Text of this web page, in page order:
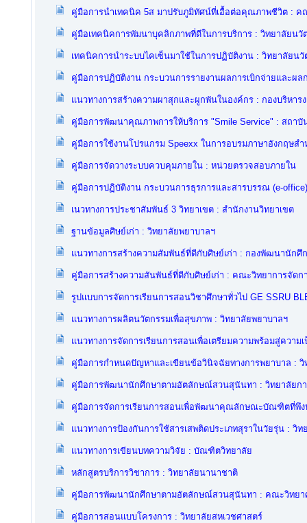
คู่มือการนำเทคนิค 5ส มาปรับภูมิทัศน์ที่เอื้อต่อคุณภาพชีวิต : ค
คู่มือเทคนิคการพัมนาบุคลิกภาพที่ดีในการบริการ : วิทยาลัยนวั
เทคนิคการนำระบบไคเซ็นมาใช้ในการปฏิบัติงาน : วิทยาลัยน
คู่มือการปฏิบัติงาน กระบวนการรายงานผลการเบิกจ่ายและผ
แนวทางการสร้างความผาสุกและผูกพันในองค์กร : กองบริหาร
คู่มือการพัฒนาคุณภาพการให้บริการ "Smile Service" : สถา
คู่มือการใช้งานโปรแกรม Speexx ในการอบรมภาษาอังกฤษส
คู่มือการจัดวางระบบควบคุมภายใน : หน่วยตรวจสอบภายใน
คู่มือการปฏิบัติงาน กระบวนการธุรการและสารบรรณ (e-
เนวทางการประชาสัมพันธ์ 3 วิทยาเขต : สำนักงานวิทยาเขต
ฐานข้อมูลศิษย์เก่า : วิทยาลัยพยาบาลฯ
แนวทางการสร้างความสัมพันธ์ที่ดีกับศิษย์เก่า : กองพัฒนานักศึ
คู่มือการสร้างความสันพันธ์ที่ดีกับศิษย์เก่า : คณะวิทยาการจัดก
รูปแบบการจัดการเรียนการสอนวิชาศึกษาทั่วไป GE SSRU
แนวทางการผลิตนวัตกรรมเพื่อสุขภาพ : วิทยาลัยพยาบาลฯ
แนวทางการจัดการเรียนการสอนเพื่อเตรียมความพร้อมสู่ควา
คู่มือการกำหนดปัญหาและเขียนข้อวินิจฉัยทางการพยาบาล : วิ
คู่มือการพัฒนานักศึกษาตามอัตลักษณ์สวนสุนันทา : วิทยาลัยก
คู่มือการจัดการเรียนการสอนเพื่อพัฒนาคุณลักษณะบัณฑิตที่พึง
แนวทางการป้องกันการใช้สารเสพติดประเภทสุราในวัยรุ่น : วิ
แนวทางการเขียนบทความวิจัย : บัณฑิตวิทยาลัย
หลักสูตรบริการวิชาการ : วิทยาลัยนานาชาติ
คู่มือการพัฒนานักศึกษาตามอัตลักษณ์สวนสุนันทา : คณะวิทยา
คู่มือการสอนแบบโครงการ : วิทยาลัยสหเวชศาสตร์